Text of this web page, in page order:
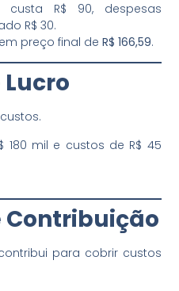
R$ 90, despesas
R$ 30.
preço final deR$ 166,59.
180 mil e custos de R$ 45
Contribuição
para cobrir custos